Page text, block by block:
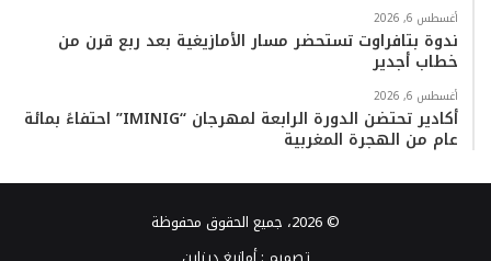
أغسطس 6, 2026
ندوة بتافراوت تستحضر مسار الأمازيغية بعد ربع قرن من
خطاب أجدير
أغسطس 6, 2026
أكادير تحتضن الدورة الرابعة لمهرجان “IMINIG” احتفاءً بمائة
عام من الهجرة المغربية
© 2026، جميع الحقوق محفوظة